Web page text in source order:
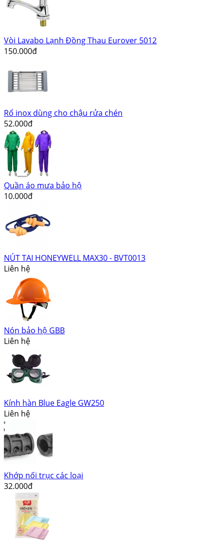
Vòi Lavabo Lạnh Đồng Thau Eurover 5012
150.000đ
Rổ inox dùng cho chậu rửa chén
52.000đ
Quần áo mưa bảo hộ
10.000đ
NÚT TAI HONEYWELL MAX30 - BVT0013
Liên hệ
Nón bảo hộ GBB
Liên hệ
Kính hàn Blue Eagle GW250
Liên hệ
Khớp nối trục các loại
32.000đ